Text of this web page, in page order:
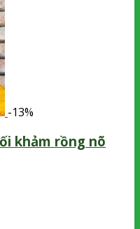
-13%
khảm rồng nõ